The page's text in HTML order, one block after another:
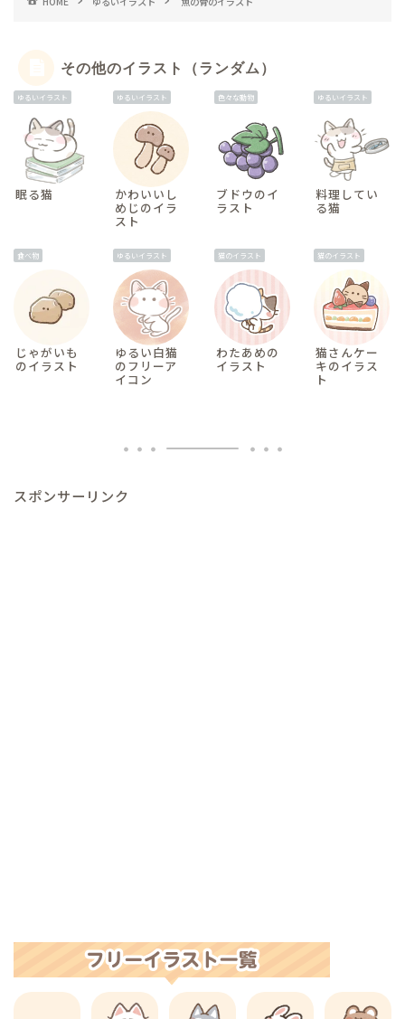
その他のイラスト（ランダム）
ゆるいイラスト
眠る猫
ゆるいイラスト
かわいいし
めじのイラ
スト
色々な動物
ブドウのイ
ラスト
ゆるいイラスト
料理してい
る猫
食べ物
じゃがいも
のイラスト
ゆるいイラスト
ゆるい白猫
のフリーア
イコン
猫のイラスト
わたあめの
イラスト
猫のイラスト
猫さんケー
キのイラス
ト
スポンサーリンク